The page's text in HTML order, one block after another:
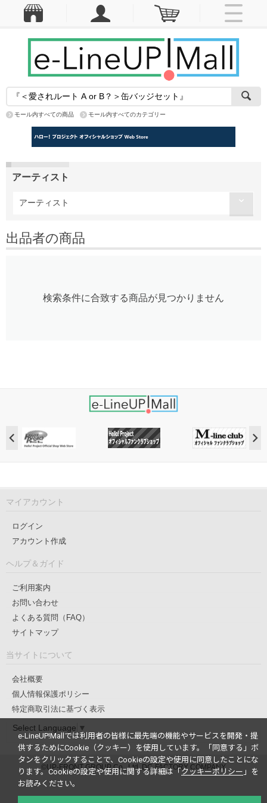
モール内すべての商品 モール内すべてのカテゴリー
アーティスト
アーティスト
出品者の商品
検索条件に合致する商品が見つかりません
マイアカウント
ログイン
アカウント作成
ヘルプ＆ガイド
ご利用案内
お問い合わせ
よくある質問（FAQ）
サイトマップ
当サイトについて
会社概要
個人情報保護ポリシー
特定商取引法に基づく表示
Select Language ▼
©UP-FRONT GROUP Co., Ltd. DC-FACTORY COMPANY
e-LineUP!Mallでは利用者の皆様に最先端の機能やサービスを開発・提
供するためにCookie（クッキー）を使用しています。
「同意する」ボ
タンをクリックすることで、Cookieの設定や使用に同意したことにな
ります。Cookieの設定や使用に関する詳細は「 クッキーポリシー 」を
お読みください。